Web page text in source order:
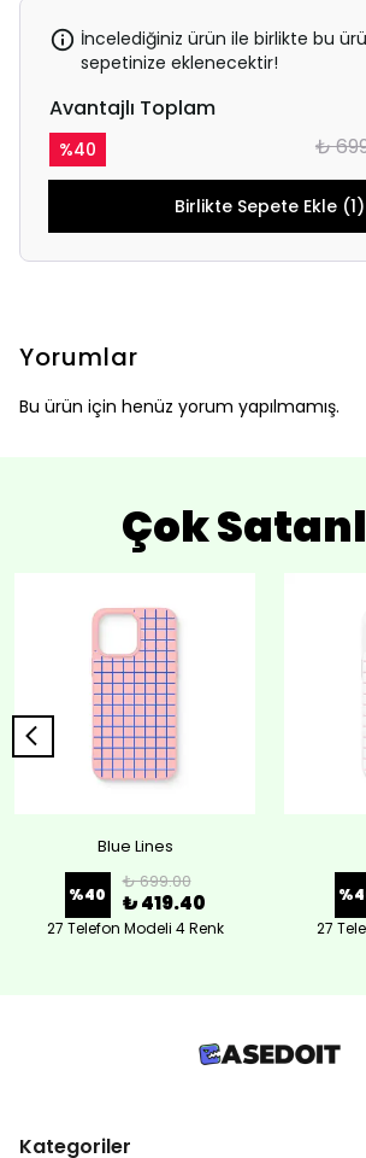
İncelediğiniz ürün ile birlikte bu
sepetinize eklenecektir!
Avantajlı Toplam
%40 ₺
Birlikte Sepete Ekle (1)
Yorumlar
Bu ürün için henüz yorum yapılmamış.
Çok
Blue Lines
%40
₺ 699.00
₺ 419.40
27 Telefon Modeli 4 Renk
%
27
Kategoriler